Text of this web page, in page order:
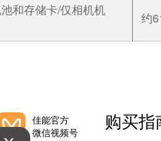
和存储卡/仅相机机
约
佳能官方
微信视频号
购买指